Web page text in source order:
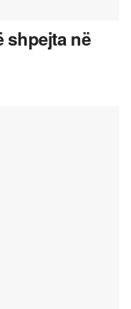
shpejta në